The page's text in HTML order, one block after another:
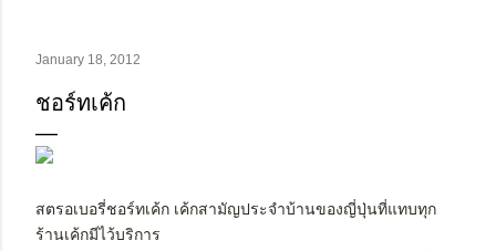
January 18, 2012
ชอร์ทเค้ก
สตรอเบอรี่ชอร์ทเค้ก เค้กสามัญประจำบ้านของญี่ปุ่นที่แทบทุก
ร้านเค้กมีไว้บริการ